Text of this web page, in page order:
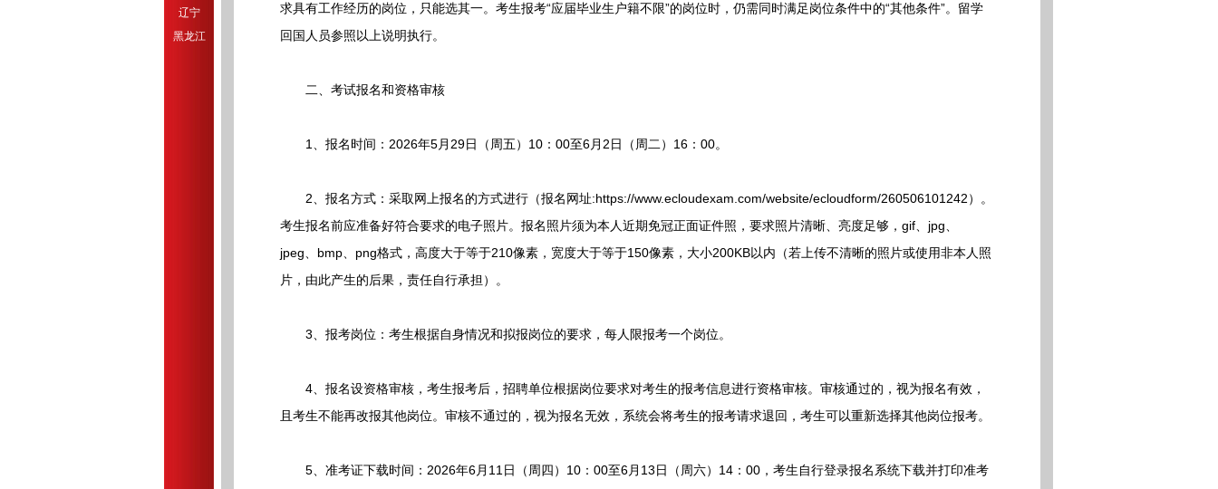
辽宁
黑龙江
求具有工作经历的岗位，只能选其一。考生报考“应届毕业生户籍不限”的岗位时，仍需同时满足岗位条件中的“其他条件”。留学
回国人员参照以上说明执行。
二、考试报名和资格审核
1、报名时间：2026年5月29日（周五）10：00至6月2日（周二）16：00。
2、报名方式：采取网上报名的方式进行（报名网址:https://www.ecloudexam.com/website/ecloudform/260506101242）。
考生报名前应准备好符合要求的电子照片。报名照片须为本人近期免冠正面证件照，要求照片清晰、亮度足够，gif、jpg、
jpeg、bmp、png格式，高度大于等于210像素，宽度大于等于150像素，大小200KB以内（若上传不清晰的照片或使用非本人照
片，由此产生的后果，责任自行承担）。
3、报考岗位：考生根据自身情况和拟报岗位的要求，每人限报考一个岗位。
4、报名设资格审核，考生报考后，招聘单位根据岗位要求对考生的报考信息进行资格审核。审核通过的，视为报名有效，
且考生不能再改报其他岗位。审核不通过的，视为报名无效，系统会将考生的报考请求退回，考生可以重新选择其他岗位报考。
5、准考证下载时间：2026年6月11日（周四）10：00至6月13日（周六）14：00，考生自行登录报名系统下载并打印准考